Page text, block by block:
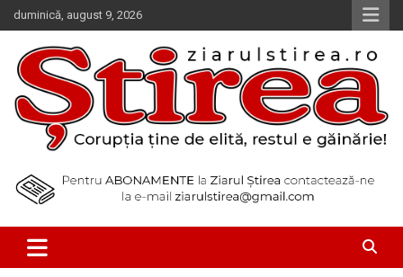
Skip
to
content
duminică, august 9, 2026
Ziarul Știrea